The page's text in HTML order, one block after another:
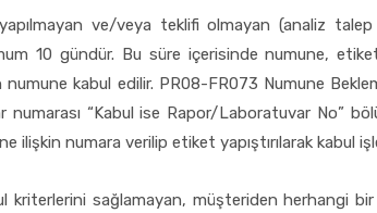
ve/veya teklifi olmayan (analiz
10 gündür. Bu süre içerisinde numune,
kabul edilir. PR08-FR073 Numune
“Kabul ise Rapor/Laboratuvar No”
ilişkin numara verilip etiket yapıştırılarak kabul
sağlamayan, müşteriden herhangi bir